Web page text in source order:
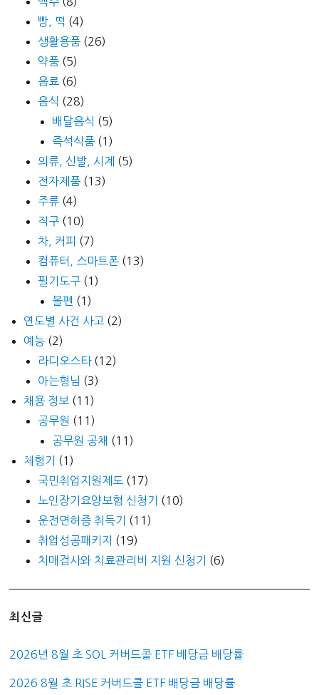
빵, 떡 (4)
생활용품 (26)
약품 (5)
음료 (6)
음식 (28)
배달음식 (5)
즉석식품 (1)
의류, 신발, 시계
(5)
전자제품 (13)
주류 (4)
직구 (10)
차, 커피 (7)
컴퓨터, 스마트폰 (13)
필기도구 (1)
볼펜 (1)
연도별 사건 사고 (2)
예능 (2)
라디오스타(12)
아는형님 (3)
채용 정보 (11)
공무원 (11)
공무원 공채 (11)
체험기
(1)
국민취업지원제도 (17)
노인장기요양보험 신청기
(10)
운전면허증 취득기
(11)
취업성공패키지
(19)
치매검사와 치료관리비 지원 신청기
(6)
최신글
2026년 8월 초 SOL 커버드콜 ETF 배당금 배당률
2026 8월 초 RISE 커버드콜 ETF 배당금 배당률